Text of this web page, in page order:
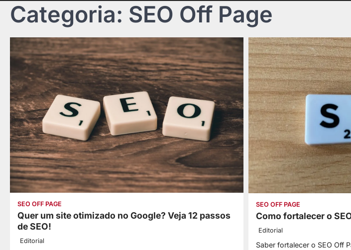
Categoria: SEO Off Page
SEO OFF PAGE
Quer um site otimizado no Google? Veja 12 passos
de SEO!
Editorial
SEO OFF PAGE
Como fortalecer o
Editorial
Saber fortalecer o SEO Off